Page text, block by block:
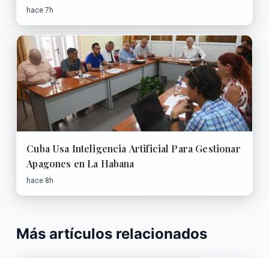
hace 7h
Cuba Usa Inteligencia Artificial Para Gestionar
Apagones en La Habana
hace 8h
Más artículos relacionados